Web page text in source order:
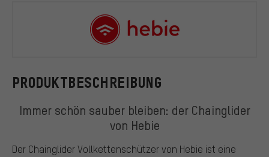
PRODUKTBESCHREIBUNG
Immer schön sauber bleiben: der Chainglider
von Hebie
Der Chainglider Vollkettenschützer von Hebie ist eine